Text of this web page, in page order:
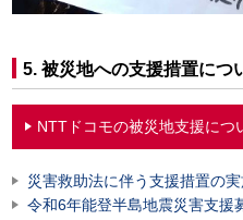
5. 被災地への支援措置につ
NTTドコモの被災地支援につ
災害救助法に伴う支援措置の
令和6年能登半島地震災害支援